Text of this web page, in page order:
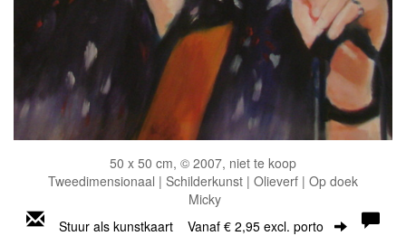
50 x 50 cm, © 2007, niet te koop
Tweedimensionaal | Schilderkunst | Olieverf | Op doek
Micky
Stuur als kunstkaart Vanaf € 2,95 excl. porto